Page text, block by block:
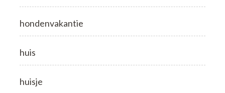
hondenvakantie
huis
huisje